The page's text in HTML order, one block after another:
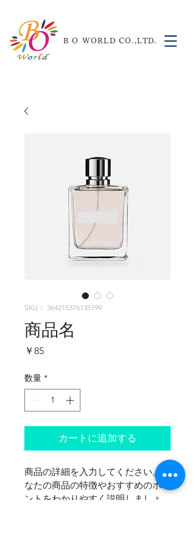
B O WORLD CO.,LTD.
SKU： 364215376135199
商品名
￥85価
数量 *
カートに追加する
商品の詳細を入力してください。あ
なたの商品の特徴やおすすめのポイ
ントをわかりやすく説明しましょ